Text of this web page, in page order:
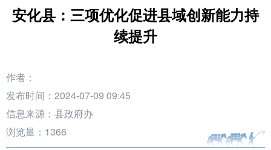
安化县：三项优化促进县域创新能力持
续提升
作者：
发布时间：2024-07-09 09:45
信息来源：县政府办
浏览量： 1366